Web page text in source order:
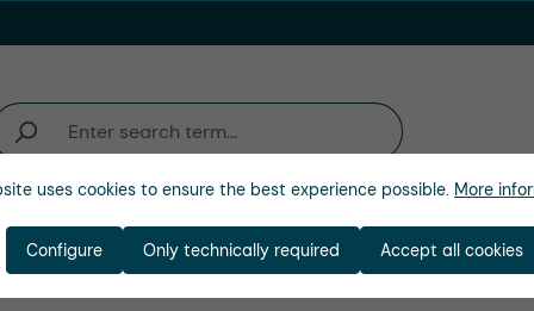
uses cookies to ensure the best experience possible. More
Only technically required
Configure Accept all cookies